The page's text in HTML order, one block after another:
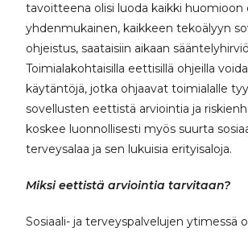
tavoitteena olisi luoda kaikki huomioon
yhdenmukainen, kaikkeen tekoälyyn
ohjeistus, saataisiin aikaan
Toimialakohtaisilla eettisillä ohjeilla
käytäntöjä, jotka ohjaavat toimialalle
sovellusten eettistä arviointia ja
koskee luonnollisesti myös suurta
terveysalaa ja sen lukuisia erityisaloja.
Miksi eettistä arviointia tarvitaan?
Sosiaali- ja terveyspalvelujen ytimessä